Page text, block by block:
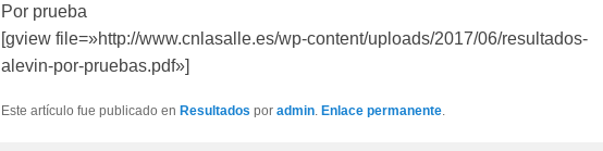
Por prueba
[gview file=»http://www.cnlasalle.es/wp-content/uploads/2017/06/resultados-
alevin-por-pruebas.pdf»]
Este artículo fue publicado en Resultados por admin Enlace permanente